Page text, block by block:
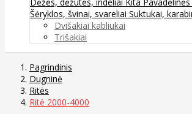
Šėryklos, švinai, svareliai Suktukai,
Dvišakiai kabliukai
Trišakiai
Pagrindinis
Dugninė
Ritės
Ritė 2000-4000